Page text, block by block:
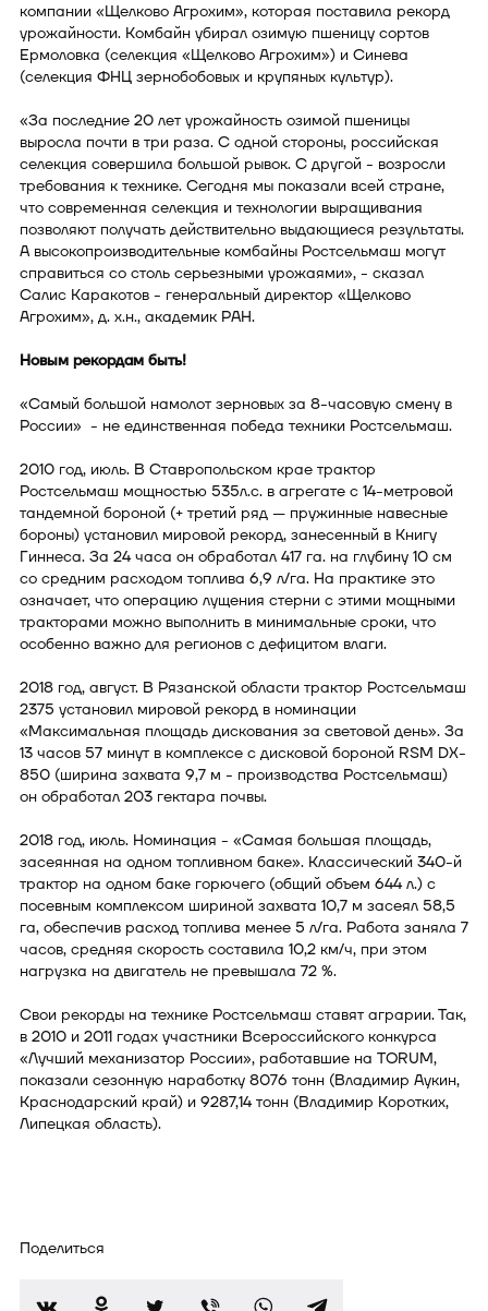
компании «Щелково Агрохим», которая поставила рекорд
урожайности. Комбайн убирал озимую пшеницу сортов
Ермоловка (селекция «Щелково Агрохим») и Синева
(селекция ФНЦ зернобобовых и крупяных культур).
«За последние 20 лет урожайность озимой пшеницы
выросла почти в три раза. С одной стороны, российская
селекция совершила большой рывок. С другой - возросли
требования к технике. Сегодня мы показали всей стране,
что современная селекция и технологии выращивания
позволяют получать действительно выдающиеся результаты.
А высокопроизводительные комбайны Ростсельмаш могут
справиться со столь серьезными урожаями», - сказал
Салис Каракотов - генеральный директор «Щелково
Агрохим», д. х.н., академик РАН.
Новым рекордам быть!
«Самый большой намолот зерновых за 8-часовую смену в
России» - не единственная победа техники Ростсельмаш.
2010 год, июль. В Ставропольском крае трактор
Ростсельмаш мощностью 535л.с. в агрегате с 14-метровой
тандемной бороной (+ третий ряд — пружинные навесные
бороны) установил мировой рекорд, занесенный в Книгу
Гиннеса. За 24 часа он обработал 417 га. на глубину 10 см
со средним расходом топлива 6,9 л/га. На практике это
означает, что операцию лущения стерни с этими мощными
тракторами можно выполнить в минимальные сроки, что
особенно важно для регионов с дефицитом влаги.
2018 год, август. В Рязанской области трактор Ростсельмаш
2375 установил мировой рекорд в номинации
«Максимальная площадь дискования за световой день». За
13 часов 57 минут в комплексе с дисковой бороной RSM DX-
850 (ширина захвата 9,7 м - производства Ростсельмаш)
он обработал 203 гектара почвы.
2018 год, июль. Номинация - «Самая большая площадь,
засеянная на одном топливном баке». Классический 340-й
трактор на одном баке горючего (общий объем 644 л.) с
посевным комплексом шириной захвата 10,7 м засеял 58,5
га, обеспечив расход топлива менее 5 л/га. Работа заняла 7
часов, средняя скорость составила 10,2 км/ч, при этом
нагрузка на двигатель не превышала 72 %.
Свои рекорды на технике Ростсельмаш ставят аграрии. Так,
в 2010 и 2011 годах участники Всероссийского конкурса
«Лучший механизатор России», работавшие на TORUM,
показали сезонную наработку 8076 тонн (Владимир Аукин,
Краснодарский край) и 9287,14 тонн (Владимир Коротких,
Липецкая область).
Поделиться